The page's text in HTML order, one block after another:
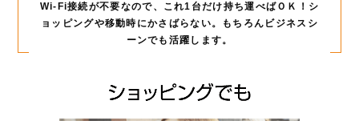
Wi-Fi接続が不要なので、これ1台だけ持ち運べばＯＫ！ シ
ョッピングや移動時にかさばらない。もちろんビジネスシ
ーンでも活躍します。